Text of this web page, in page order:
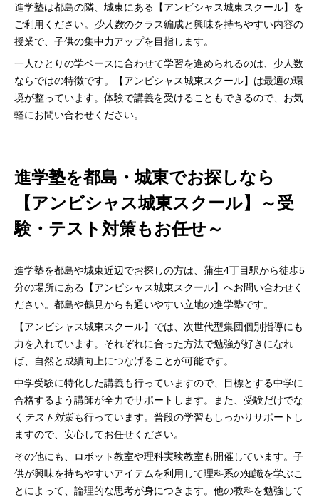
進学塾は都島の隣、城東にある【アンビシャス城東スクール】を
ご利用ください。
少人数のクラス編成と興味を持ちやすい内容の
授業で、子供の集中力アップを目指します。
一人ひとりの学ペースに合わせて学習を進められるのは、少人数
ならではの特徴です。【アンビシャス城東スクール】は最適の環
境が整っています。体験で講義を受けることもできるので、お気
軽にお問い合わせください。
進学塾を都島・城東でお探しなら
【アンビシャス城東スクール】～受
験・テスト対策もお任せ～
進学塾を都島や城東近辺でお探しの方は、蒲生4丁目駅から徒歩5
分の場所にある【アンビシャス城東スクール】へお問い合わせく
ださい。都島や鶴見からも通いやすい立地の進学塾です。
【アンビシャス城東スクール】では、次世代型集団個別指導にも
力を入れています。それぞれに合った方法で勉強が好きになれ
ば、自然と成績向上につなげることが可能です。
中学受験に特化した講義も行っていますので、目標とする中学に
合格するよう講師が全力でサポートします。また、受験だけでな
く テスト対策も行っています。普段の学習もしっかりサポートし
ますので、安心してお任せください。
その他にも、ロボット教室や理科実験教室も開催しています。子
供が興味を持ちやすいアイテムを利用して理科系の知識を学ぶこ
とによって、論理的な思考が身につきます。他の教科を勉強して